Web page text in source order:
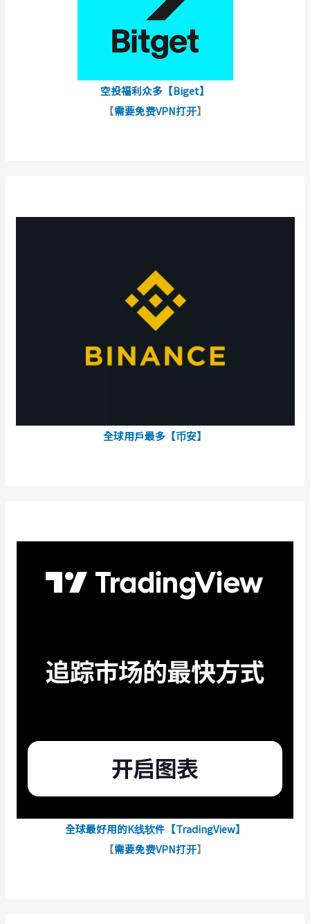
空投福利众多【Biget】
【需要免费VPN打开】
全球用戶最多【币安】
全球最好用的K线软件【TradingView】
【需要免费VPN打开】